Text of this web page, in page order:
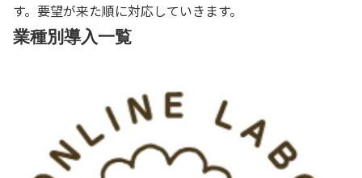
す。要望が来た順に対応していきます。
業種別導入一覧